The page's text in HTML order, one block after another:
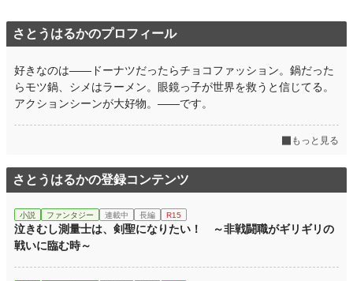
さとうはるかのプロフィール
好きなのは――ドーナツだったらチョコファッション。鍋だった
らモツ鍋、シメはラーメン。眼鏡っ子が世界を救うと信じてる。
アクションシーンが大好物。――です。
もっと見る
さとうはるかの登録コンテンツ
小説 ファンタジー 連載中 長編 R15
泣きむし測量士は、剣聖になりたい！ ～非戦闘職がギリギリの
戦いに臨む時～